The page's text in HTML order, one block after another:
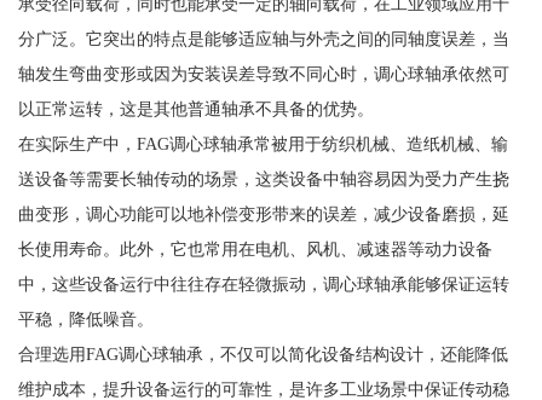
分广泛。它突出的特点是能够适应轴与外壳之间的同轴度误差，当
轴发生弯曲变形或因为安装误差导致不同心时，调心球轴承依然可
以正常运转，这是其他普通轴承不具备的优势。
在实际生产中，FAG调心球轴承常被用于纺织机械、造纸机械、输
送设备等需要长轴传动的场景，这类设备中轴容易因为受力产生挠
曲变形，调心功能可以地补偿变形带来的误差，减少设备磨损，延
长使用寿命。此外，它也常用在电机、风机、减速器等动力设备
中，这些设备运行中往往存在轻微振动，调心球轴承能够保证运转
平稳，降低噪音。
合理选用FAG调心球轴承，不仅可以简化设备结构设计，还能降低
维护成本，提升设备运行的可靠性，是许多工业场景中保证传动稳